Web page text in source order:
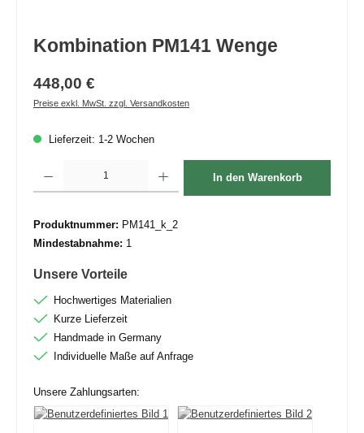
Kombination PM141 Wenge
448,00 €
Preise exkl. MwSt. zzgl. Versandkosten
Lieferzeit: 1-2 Wochen
In den Warenkorb
Produktnummer: PM141_k_2
Mindestabnahme: 1
Unsere Vorteile
Hochwertiges Materialien
Kurze Lieferzeit
Handmade in Germany
Individuelle Maße auf Anfrage
Unsere Zahlungsarten: